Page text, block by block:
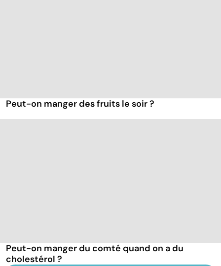
Peut-on manger des fruits le soir ?
Peut-on manger du comté quand on a du
cholestérol ?